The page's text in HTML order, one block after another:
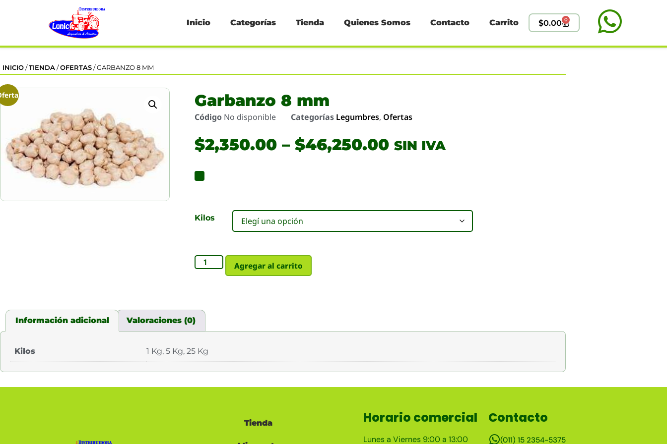
Inicio Categorías Tienda Quienes Somos Contacto Carrito $0.00 0
INICIO /TIENDA /OFERTAS / GARBANZO 8 MM
Garbanzo 8 mm
Código No disponible Categorías Legumbres, Ofertas
$2,350.00 – $46,250.00 SIN IVA
Kilos
Agregar al carrito
Información adicional Valoraciones (0)
Kilos 1 Kg, 5 Kg, 25 Kg
Tienda Horario comercial
Lunes a Viernes 9:00 a 13:00
Contacto
(011) 15 2354-5375